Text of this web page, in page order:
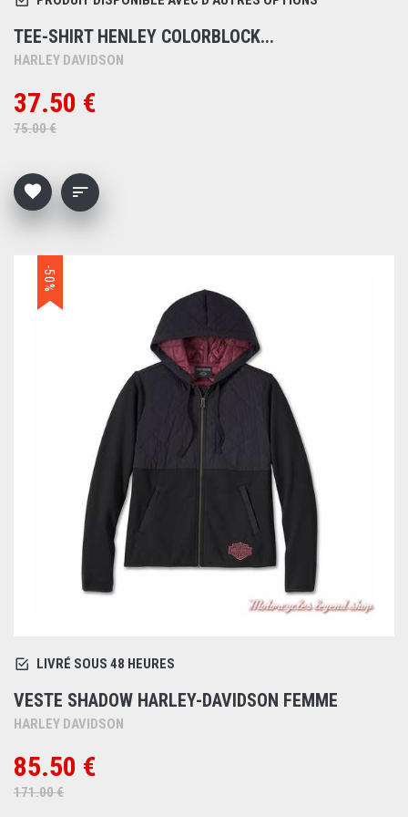
TEE-SHIRT HENLEY COLORBLOCK...
HARLEY DAVIDSON
37.50 €
75.00 €
-50%
LIVRÉ SOUS 48 HEURES
VESTE SHADOW HARLEY-DAVIDSON FEMME
HARLEY DAVIDSON
85.50 €
171.00 €